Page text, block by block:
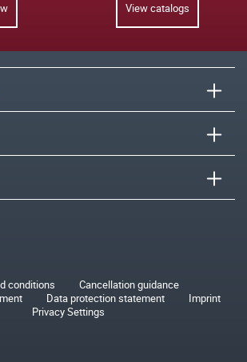
View catalogs
conditions
Cancellation guidance
Data protection statement
Imprint
Privacy Settings